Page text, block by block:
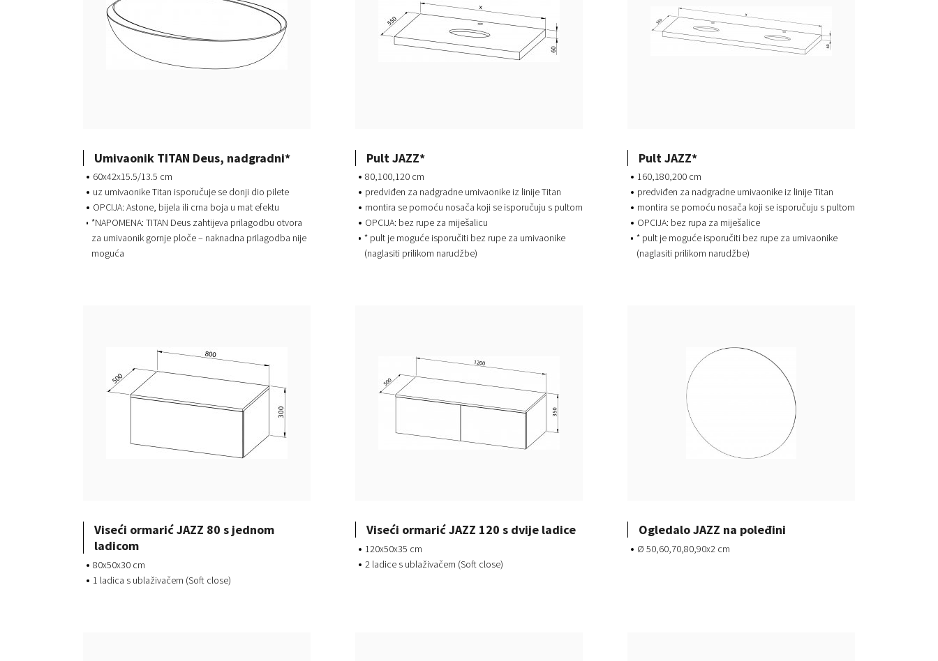
Umivaonik TITAN Deus, nadgradni*
60x42x15.5/13.5 cm
uz umivaonike Titan isporučuje se donji dio pilete
OPCIJA: Astone, bijela ili crna boja u mat efektu
*NAPOMENA: TITAN Deus zahtijeva prilagodbu otvora
za umivaonik gornje ploče – naknadna prilagodba nije
moguća
Pult JAZZ*
80,100,120 cm
predviđen za nadgradne umivaonike iz linije Titan
montira se pomoću nosača koji se isporučuju s pultom
OPCIJA: bez rupe za miješalicu
* pult je moguće isporučiti bez rupe za umivaonike
(naglasiti prilikom narudžbe)
Pult JAZZ*
160,180,200 cm
predviđen za nadgradne umivaonike iz linije Titan
montira se pomoću nosača koji se isporučuju s pultom
OPCIJA: bez rupa za miješalice
* pult je moguće isporučiti bez rupe za umivaonike
(naglasiti prilikom narudžbe)
Viseći ormarić JAZZ 80 s jednom
ladicom
80x50x30 cm
1 ladica s ublaživačem (Soft close)
Viseći ormarić JAZZ 120 s dvije ladice
120x50x35 cm
2 ladice s ublaživačem (Soft close)
Ogledalo JAZZ na poleđini
Ø 50,60,70,80,90x2 cm